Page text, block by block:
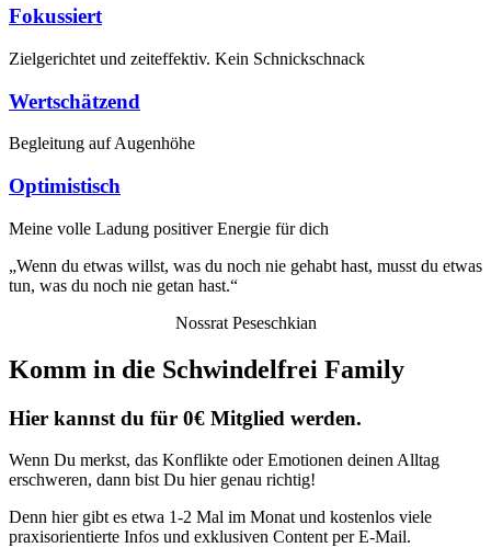
Fokussiert
Zielgerichtet und zeiteffektiv. Kein Schnickschnack
Wertschätzend
Begleitung auf Augenhöhe
Optimistisch
Meine volle Ladung positiver Energie für dich
„Wenn du etwas willst, was du noch nie gehabt hast, musst du etwas
tun, was du noch nie getan hast.“
Nossrat Peseschkian
Komm in die Schwindelfrei Family
Hier kannst du für 0€ Mitglied werden.
Wenn Du merkst, das Konflikte oder Emotionen deinen Alltag
erschweren, dann bist Du hier genau richtig!
Denn hier gibt es etwa 1-2 Mal im Monat und kostenlos viele
praxisorientierte Infos und exklusiven Content per E-Mail.